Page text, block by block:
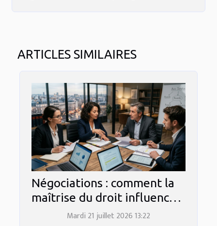
ARTICLES SIMILAIRES
Négociations : comment la
maîtrise du droit influence
chaque compromis
Mardi 21 juillet 2026 13:22